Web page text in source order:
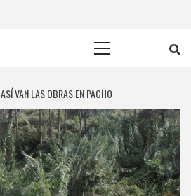
ASÍ VAN LAS OBRAS EN PACHO